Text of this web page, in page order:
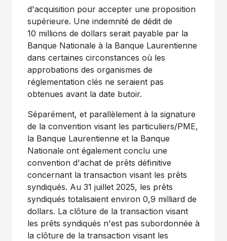
d'acquisition pour accepter une proposition
supérieure. Une indemnité de dédit de
10 millions de dollars serait payable par la
Banque Nationale à la Banque Laurentienne
dans certaines circonstances où les
approbations des organismes de
réglementation clés ne seraient pas
obtenues avant la date butoir.
Séparément, et parallèlement à la signature
de la convention visant les particuliers/PME,
la Banque Laurentienne et la Banque
Nationale ont également conclu une
convention d'achat de prêts définitive
concernant la transaction visant les prêts
syndiqués. Au 31 juillet 2025, les prêts
syndiqués totalisaient environ 0,9 milliard de
dollars. La clôture de la transaction visant
les prêts syndiqués n'est pas subordonnée à
la clôture de la transaction visant les